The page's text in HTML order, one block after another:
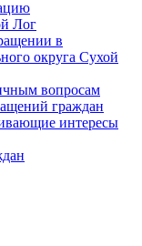
Лог
в
округа Сухой
вопросам
граждан
интересы